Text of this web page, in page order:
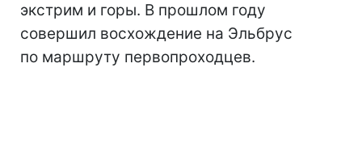
экстрим и горы. В прошлом году
совершил восхождение на Эльбрус
по маршруту первопроходцев.